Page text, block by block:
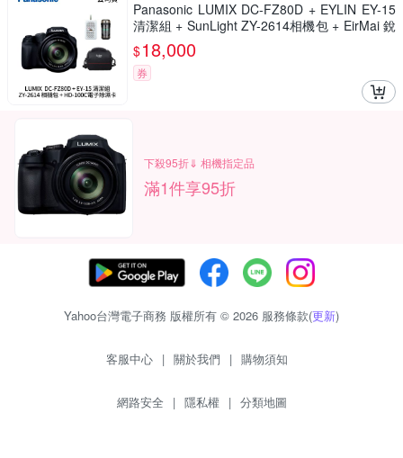
Panasonic LUMIX DC-FZ80D + EYLIN EY-15
清潔組 + SunLight ZY-2614相機包 + EirMai 銳
瑪 HD-100C電子除濕卡 FZ80D (公司貨)
$18,000
券
下殺95折⇓ 相機指定品
滿1件享95折
Yahoo台灣電子商務 版權所有 © 2026 服務條款(更新)
客服中心 | 關於我們 | 購物須知
網路安全 | 隱私權 | 分類地圖